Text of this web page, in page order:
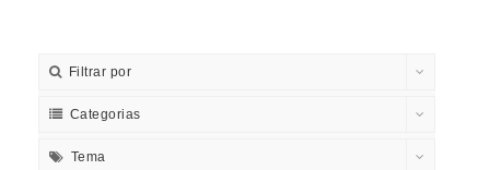
Filtrar por
Categorias
Tema